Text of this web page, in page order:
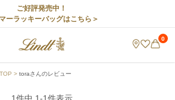
ご好評発売中！
ーラッキーバッグはこちら＞
0
toraさんのレビュー